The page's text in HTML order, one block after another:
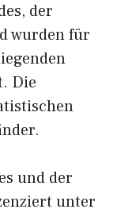
der
wurden für
Die
und der
unter